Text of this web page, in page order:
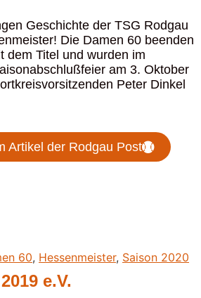
Geschichte der TSG Rodgau
Die Damen 60 beenden
dem Titel und wurden im
am 3. Oktober
Peter Dinkel
Artikel der Rodgau Post
60, Hessenmeister, Saison 2020
e.V.